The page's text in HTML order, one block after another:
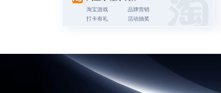
淘宝游戏
品牌营销
打卡有礼
活动抽奖